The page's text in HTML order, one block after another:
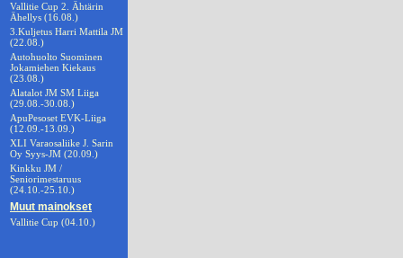
Vallitie Cup 2. Ähtärin
Ähellys (16.08.)
3.Kuljetus Harri Mattila JM
(22.08.)
Autohuolto Suominen
Jokamiehen Kiekaus
(23.08.)
Alatalot JM SM Liiga
(29.08.-30.08.)
ApuPesoset EVK-Liiga
(12.09.-13.09.)
XLI Varaosaliike J. Sarin
Oy Syys-JM (20.09.)
Kinkku JM /
Seniorimestaruus
(24.10.-25.10.)
Muut mainokset
Vallitie Cup (04.10.)